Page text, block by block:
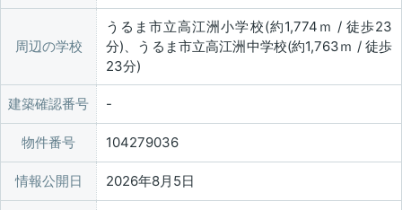
周辺の学校
うるま市立高江洲小学校(約1,774ｍ / 徒歩23
分)、うるま市立高江洲中学校(約1,763ｍ / 徒歩
23分)
建築確認番号
物件番号 104279036
情報公開日 2026年8月5日